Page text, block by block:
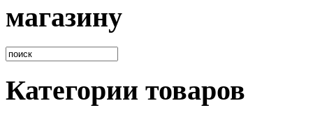
магазину
Категории товаров